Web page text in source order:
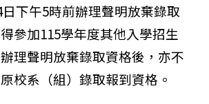
下午5時前辦理聲明放棄錄取
參加115學年度其他入學招生
理聲明放棄錄取資格後，亦不
校系（組）錄取報到資格。